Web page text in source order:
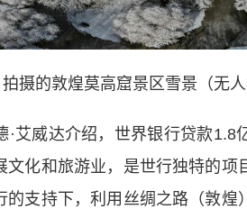
的敦煌莫高窟景区雪景（无人
威达介绍，世界银行贷款1.8
文化和旅游业，是世行独特的
的支持下，利用丝绸之路（敦